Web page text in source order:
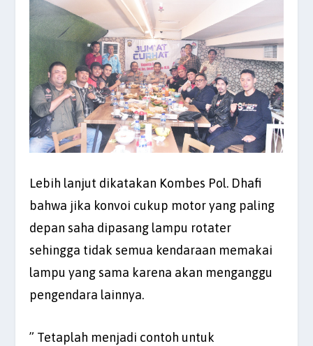
Lebih lanjut dikatakan Kombes Pol. Dhafi
bahwa jika konvoi cukup motor yang paling
depan saha dipasang lampu rotater
sehingga tidak semua kendaraan memakai
lampu yang sama karena akan menganggu
pengendara lainnya.
” Tetaplah menjadi contoh untuk